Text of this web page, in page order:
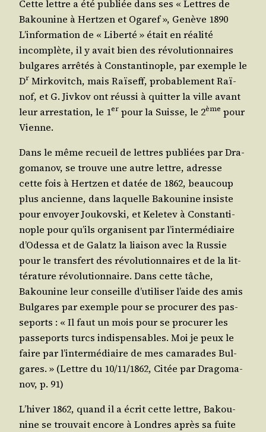
Cette lettre a été publiée dans ses « Lettres de
Bakou­nine à Hert­zen et Oga­ref », Genève 1890
L’in­for­ma­tion de « Liber­té » était en réa­li­té
incom­plète, il y avait bien des révo­lu­tion­naires
bul­gares arrê­tés à Constan­ti­nople, par exemple le
Dr Mir­ko­vitch, mais Raï­seff, pro­ba­ble­ment Raï­
nof, et G. Jiv­kov ont réus­si à quit­ter la ville avant
leur arres­ta­tion, le 1er pour la Suisse, le 2ème pour
Vienne.
Dans le même recueil de lettres publiées par Dra­
go­ma­nov, se trouve une autre lettre, adresse
cette fois à Hert­zen et datée de 1862, beau­coup
plus ancienne, dans laquelle Bakou­nine insiste
pour envoyer Jou­kovs­ki, et Kele­tev à Constan­ti­
nople pour qu’ils orga­nisent par l’in­ter­mé­diaire
d’O­des­sa et de Galatz la liai­son avec la Rus­sie
pour le trans­fert des révo­lu­tion­naires et de la lit­
té­ra­ture révo­lu­tion­naire. Dans cette tâche,
Bakou­nine leur conseille d’u­ti­li­ser l’aide des amis
Bul­gares par exemple pour se pro­cu­rer des pas­
se­ports : « Il faut un mois pour se pro­cu­rer les
pas­se­ports turcs indis­pen­sables. Moi je peux le
faire par l’in­ter­mé­diaire de mes cama­rades Bul­
gares. » (Lettre du 10/​11/​1862, Citée par Dra­go­ma­
nov, p. 91)
L’hi­ver 1862, quand il a écrit cette lettre, Bakou­
nine se trou­vait encore à Londres après sa fuite